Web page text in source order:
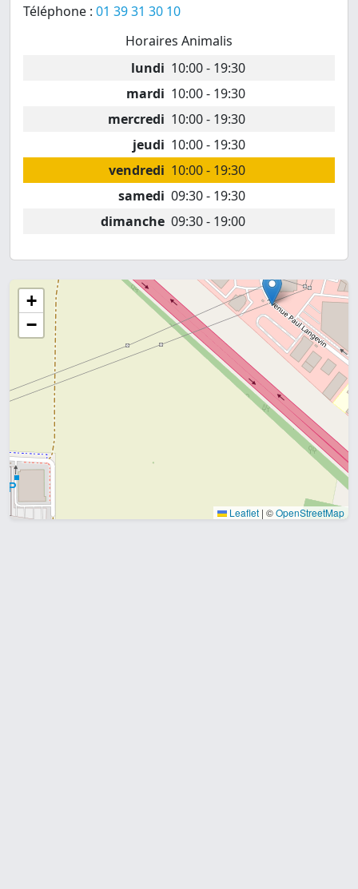
Téléphone : 01 39 31 30 10
Horaires Animalis
lundi 10:00 - 19:30
mardi 10:00 - 19:30
mercredi 10:00 - 19:30
jeudi 10:00 - 19:30
vendredi 10:00 - 19:30
samedi 09:30 - 19:30
dimanche 09:30 - 19:00
+
−
Leaflet | ©OpenStreetMap